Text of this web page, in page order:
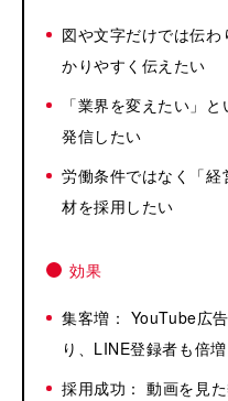
図や文字だけでは伝
かりやすく伝えたい
「業界を変えたい」
発信したい
労働条件ではなく「
材を採用したい
効果
集客増： YouTube広
り、LINE登録者も倍増
採用成功： 動画を見